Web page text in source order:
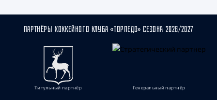
ПАРТНЁРЫ ХОККЕЙНОГО КЛУБА «ТОРПЕДО» СЕЗОНА 2026/2027
Титульный партнёр Генеральный партнёр